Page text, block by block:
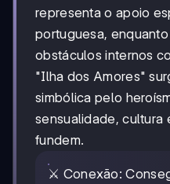
representa o apoio
portuguesa, enquanto
obstáculos internos
"Ilha dos Amores"
simbólica pelo
sensualidade, cultura
fundem.
⚔️ Conexão: